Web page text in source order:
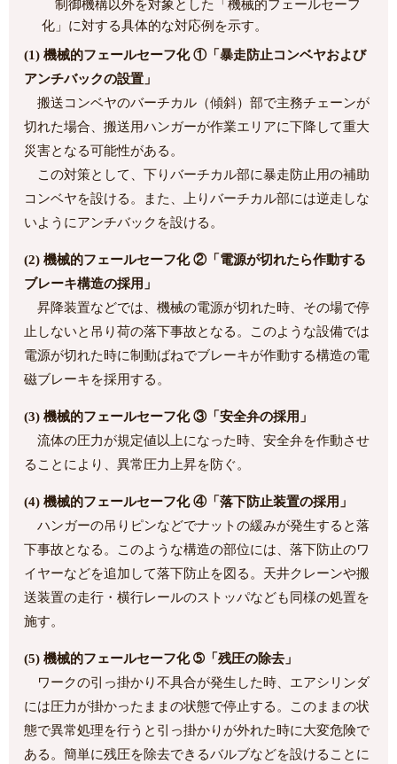
制御機構以外を対象とした「機械的フェールセーフ
化」に対する具体的な対応例を示す。
(1) 機械的フェールセーフ化 ①「暴走防止コンベヤおよび
アンチバックの設置」
搬送コンベヤのバーチカル（傾斜）部で主務チェーンが
切れた場合、搬送用ハンガーが作業エリアに下降して重大
災害となる可能性がある。
この対策として、下りバーチカル部に暴走防止用の補助
コンベヤを設ける。また、上りバーチカル部には逆走しな
いようにアンチバックを設ける。
(2) 機械的フェールセーフ化 ②「電源が切れたら作動する
ブレーキ構造の採用」
昇降装置などでは、機械の電源が切れた時、その場で停
止しないと吊り荷の落下事故となる。このような設備では
電源が切れた時に制動ばねでブレーキが作動する構造の電
磁ブレーキを採用する。
(3) 機械的フェールセーフ化 ③「安全弁の採用」
流体の圧力が規定値以上になった時、安全弁を作動させ
ることにより、異常圧力上昇を防ぐ。
(4) 機械的フェールセーフ化 ④「落下防止装置の採用」
ハンガーの吊りピンなどでナットの緩みが発生すると落
下事故となる。このような構造の部位には、落下防止のワ
イヤーなどを追加して落下防止を図る。天井クレーンや搬
送装置の走行・横行レールのストッパなども同様の処置を
施す。
(5) 機械的フェールセーフ化 ➄「残圧の除去」
ワークの引っ掛かり不具合が発生した時、エアシリンダ
には圧力が掛かったままの状態で停止する。このままの状
態で異常処理を行うと引っ掛かりが外れた時に大変危険で
ある。簡単に残圧を除去できるバルブなどを設けることに